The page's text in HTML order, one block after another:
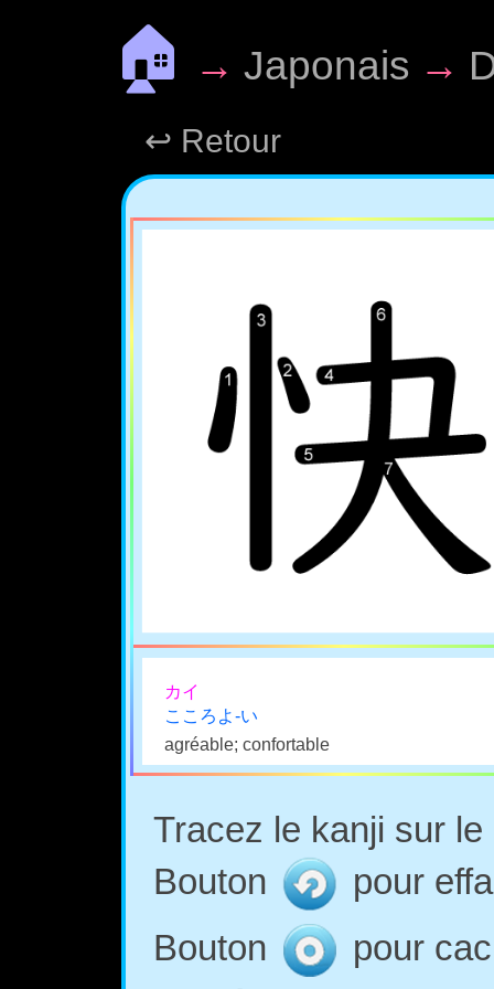
🏠 → Japonais →
↩ Retour
カイ
こころよ-い
agréable; confortable
Tracez le kanji sur
Bouton
pour
Bouton
pour